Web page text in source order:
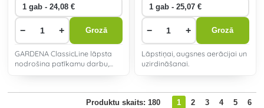
− + Grozā
GARDENA ClassicLine lāpsta
nodrošina patīkamu darbu,
− + Grozā
Lāpstiņai, augsnes aerācijai un
uzirdināšanai.
Produktu skaits: 180 1 2 3 4 5 6